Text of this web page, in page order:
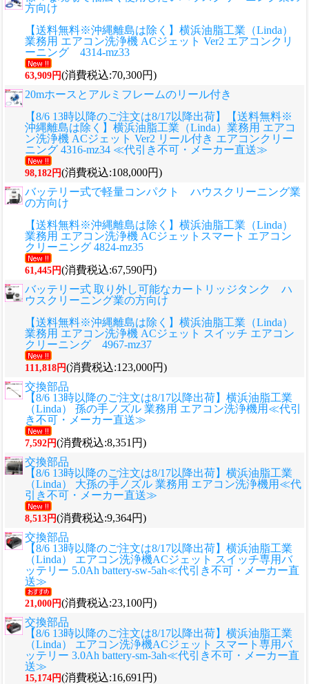
方向け
【送料無料※沖縄離島は除く】横浜油脂工業（Linda）
業務用 エアコン洗浄機 ACジェット Ver2 エアコンクリ
ーニング 4314-mz33
63,909円(消費税込:70,300円)
20mホースとアルミフレームのリール付き
【8/6 13時以降のご注文は8/17以降出荷】【送料無料※
沖縄離島は除く】横浜油脂工業（Linda）業務用 エアコ
ン洗浄機 ACジェット Ver2 リール付き エアコンクリー
ニング 4316-mz34 ≪代引き不可・メーカー直送≫
98,182円(消費税込:108,000円)
バッテリー式で軽量コンパクト ハウスクリーニング業
の方向け
【送料無料※沖縄離島は除く】横浜油脂工業（Linda）
業務用 エアコン洗浄機 ACジェットスマート エアコン
クリーニング 4824-mz35
61,445円(消費税込:67,590円)
バッテリー式 取り外し可能なカートリッジタンク ハ
ウスクリーニング業の方向け
【送料無料※沖縄離島は除く】横浜油脂工業（Linda）
業務用 エアコン洗浄機 ACジェット スイッチ エアコン
クリーニング 4967-mz37
111,818円(消費税込:123,000円)
交換部品
【8/6 13時以降のご注文は8/17以降出荷】横浜油脂工業
（Linda） 孫の手ノズル 業務用 エアコン洗浄機用≪代引
き不可・メーカー直送≫
7,592円(消費税込:8,351円)
交換部品
【8/6 13時以降のご注文は8/17以降出荷】横浜油脂工業
（Linda） 大孫の手ノズル 業務用 エアコン洗浄機用≪代
引き不可・メーカー直送≫
8,513円(消費税込:9,364円)
交換部品
【8/6 13時以降のご注文は8/17以降出荷】横浜油脂工業
（Linda） エアコン洗浄機ACジェット スイッチ専用バ
ッテリー 5.0Ah battery-sw-5ah≪代引き不可・メーカー直
送≫
21,000円(消費税込:23,100円)
交換部品
【8/6 13時以降のご注文は8/17以降出荷】横浜油脂工業
（Linda） エアコン洗浄機ACジェット スマート専用バ
ッテリー 3.0Ah battery-sm-3ah≪代引き不可・メーカー直
送≫
15,174円(消費税込:16,691円)